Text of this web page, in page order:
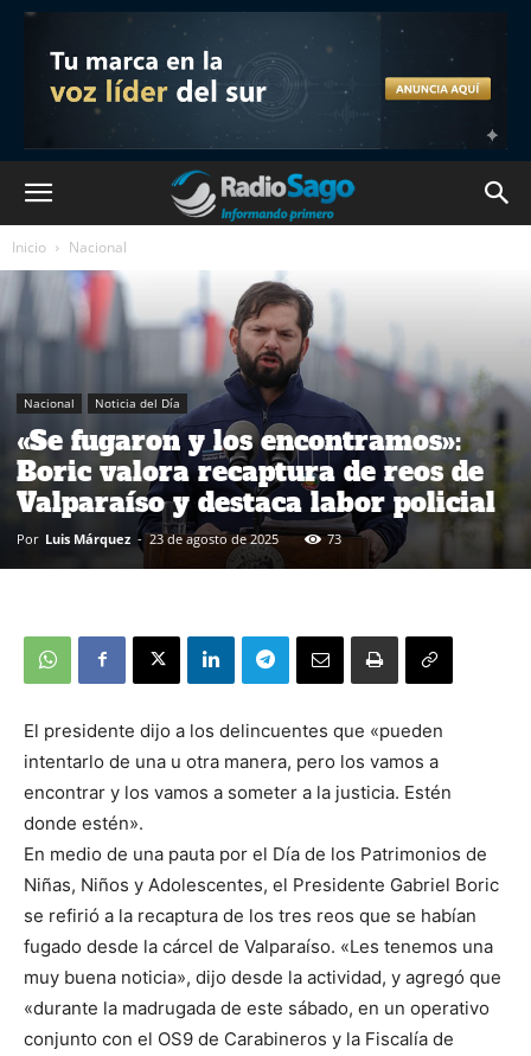
Inicio Nacional
Nacional Noticia del Día
«Se fugaron y los encontramos»:
Boric valora recaptura de reos de
Valparaíso y destaca labor policial
Por Luis Márquez - 23 de agosto de 2025 73
El presidente dijo a los delincuentes que «pueden
intentarlo de una u otra manera, pero los vamos a
encontrar y los vamos a someter a la justicia. Estén
donde estén».
En medio de una pauta por el Día de los Patrimonios de
Niñas, Niños y Adolescentes, el Presidente Gabriel Boric
se refirió a la recaptura de los tres reos que se habían
fugado desde la cárcel de Valparaíso. «Les tenemos una
muy buena noticia», dijo desde la actividad, y agregó que
«durante la madrugada de este sábado, en un operativo
conjunto con el OS9 de Carabineros y la Fiscalía de